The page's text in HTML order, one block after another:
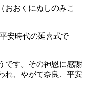
おおくにぬしのみこ
安時代の延喜式で
です。その神恩に感謝
れ、やがて奈良、平安